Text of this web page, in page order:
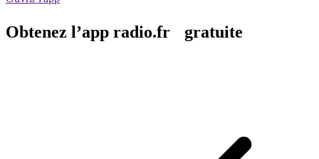
Obtenez l’app radio.fr gratuite